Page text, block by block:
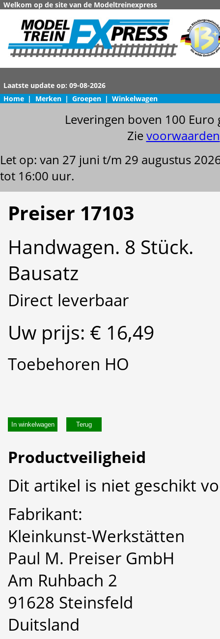
Welkom op de site van de Modeltreinexpress
Home | Merken | Groepen | Winkelwagen
Leveringen boven 100
Zievoorwaarden
Let op: van 27 juni t/m 29 augustus
tot 16:00 uur.
Preiser 17103
Handwagen. 8 Stück.
Bausatz
Direct leverbaar
Uw prijs: € 16,49
Toebehoren HO
In winkelwagen
Productveiligheid
Dit artikel is niet geschikt
Fabrikant:
Kleinkunst-Werkstätten
Paul M. Preiser GmbH
Am Ruhbach 2
91628 Steinsfeld
Duitsland